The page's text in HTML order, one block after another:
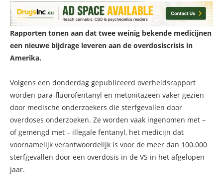
Rapporten tonen aan dat twee weinig bekende medicijnen
een nieuwe bijdrage leveren aan de overdosiscrisis in
Amerika.
Volgens een donderdag gepubliceerd overheidsrapport
worden para-fluorofentanyl en metonitazeen vaker gezien
door medische onderzoekers die sterfgevallen door
overdoses onderzoeken. Ze worden vaak ingenomen met –
of gemengd met – illegale fentanyl, het medicijn dat
voornamelijk verantwoordelijk is voor de meer dan 100.000
sterfgevallen door een overdosis in de VS in het afgelopen
jaar.